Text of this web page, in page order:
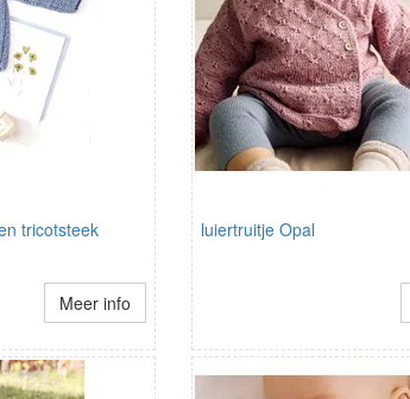
tricotsteek
Meer info
luiertruitje Opal